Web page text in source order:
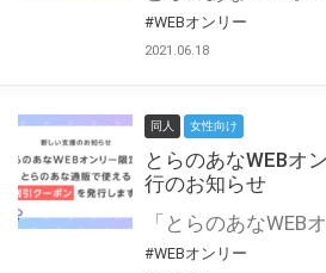
#WEBオンリー
2021.06.18
同人 女性向け
とらのあなWEBオ
行のお知らせ
#WEBオンリー